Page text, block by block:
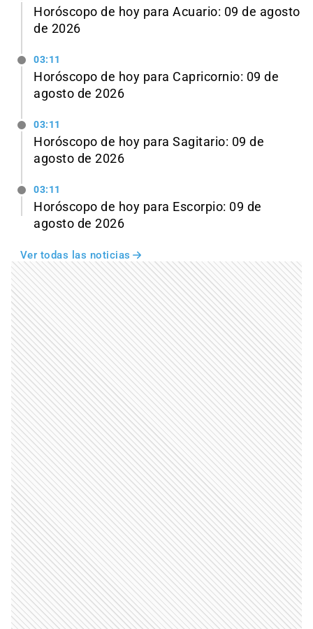
Horóscopo de hoy para Acuario: 09 de agosto
de 2026
03:11
Horóscopo de hoy para Capricornio: 09 de
agosto de 2026
03:11
Horóscopo de hoy para Sagitario: 09 de
agosto de 2026
03:11
Horóscopo de hoy para Escorpio: 09 de
agosto de 2026
Ver todas las noticias